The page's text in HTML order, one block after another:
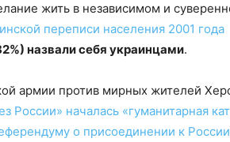
жить в независимом и
переписи населения 2001 года
назвали себя украинцами.
армии против мирных жителей
России» началась «гуманитарная
о присоединении к России